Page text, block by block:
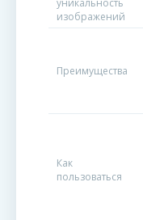
уникальность
изображений
Преимущества
Как
пользоваться